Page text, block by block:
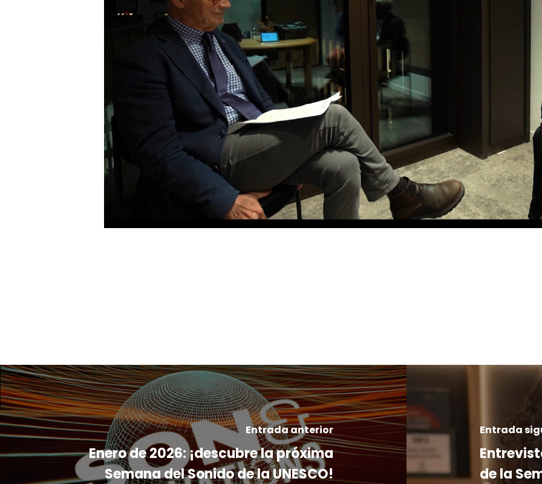
Entrada anterior
Enero de 2026: ¡descubre la próxima
Semana del Sonido de la UNESCO!
Entrada
de la